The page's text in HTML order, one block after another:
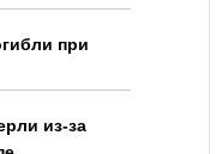
при
из-за